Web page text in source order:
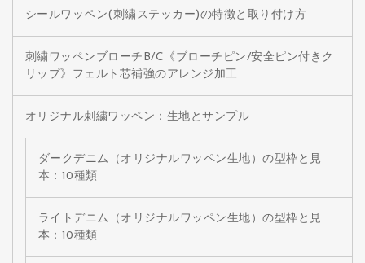
シールワッペン(刺繍ステッカー)の特徴と取り付け方
刺繍ワッペンブローチB/C《ブローチピン/安全ピン付きク
リップ》フェルト芯補強のアレンジ加工
オリジナル刺繍ワッペン：生地とサンプル
ダークデニム（オリジナルワッペン生地）の型枠と見
本：10種類
ライトデニム（オリジナルワッペン生地）の型枠と見
本：10種類